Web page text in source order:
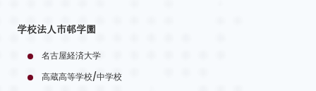
学校法人市邨学園
名古屋経済大学
高蔵高等学校/中学校